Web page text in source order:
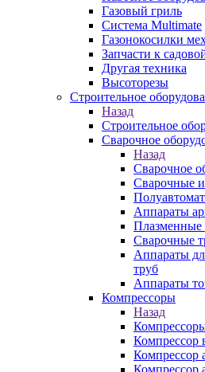
Газовый гриль
Система Multimate
Газонокосилки
Запчасти к
Другая техника
Высоторезы
Строительное
Назад
Строительное
Сварочное
Назад
Сварочное
Сварочные
Аппараты
Плазменные
Сварочные
Аппараты
труб
Аппараты
Компрессоры
Назад
Компрессор
Компрессор
Компрессор